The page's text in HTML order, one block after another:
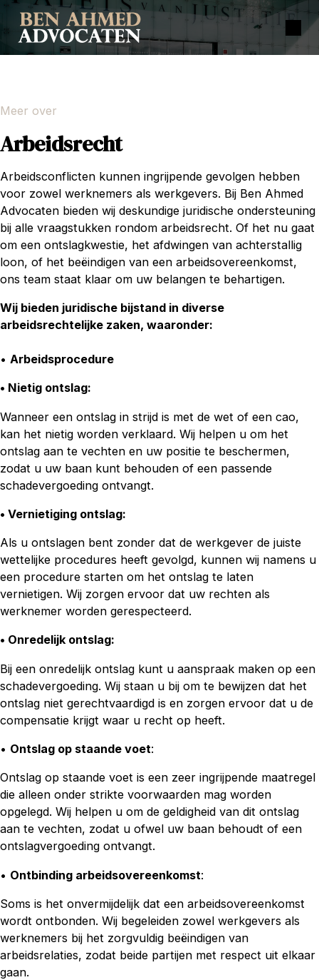
Meer over
Arbeidsrecht
Arbeidsconflicten kunnen ingrijpende gevolgen hebben
voor zowel werknemers als werkgevers. Bij Ben Ahmed
Advocaten bieden wij deskundige juridische ondersteuning
bij alle vraagstukken rondom arbeidsrecht. Of het nu gaat
om een ontslagkwestie, het afdwingen van achterstallig
loon, of het beëindigen van een arbeidsovereenkomst,
ons team staat klaar om uw belangen te behartigen.
Wij bieden juridische bijstand in diverse
arbeidsrechtelijke zaken, waaronder:
• Arbeidsprocedure
• Nietig ontslag:
Wanneer een ontslag in strijd is met de wet of een cao,
kan het nietig worden verklaard. Wij helpen u om het
ontslag aan te vechten en uw positie te beschermen,
zodat u uw baan kunt behouden of een passende
schadevergoeding ontvangt.
• Vernietiging ontslag:
Als u ontslagen bent zonder dat de werkgever de juiste
wettelijke procedures heeft gevolgd, kunnen wij namens u
een procedure starten om het ontslag te laten
vernietigen. Wij zorgen ervoor dat uw rechten als
werknemer worden gerespecteerd.
• Onredelijk ontslag:
Bij een onredelijk ontslag kunt u aanspraak maken op een
schadevergoeding. Wij staan u bij om te bewijzen dat het
ontslag niet gerechtvaardigd is en zorgen ervoor dat u de
compensatie krijgt waar u recht op heeft.
• Ontslag op staande voet:
Ontslag op staande voet is een zeer ingrijpende maatregel
die alleen onder strikte voorwaarden mag worden
opgelegd. Wij helpen u om de geldigheid van dit ontslag
aan te vechten, zodat u ofwel uw baan behoudt of een
ontslagvergoeding ontvangt.
• Ontbinding arbeidsovereenkomst:
Soms is het onvermijdelijk dat een arbeidsovereenkomst
wordt ontbonden. Wij begeleiden zowel werkgevers als
werknemers bij het zorgvuldig beëindigen van
arbeidsrelaties, zodat beide partijen met respect uit elkaar
gaan.